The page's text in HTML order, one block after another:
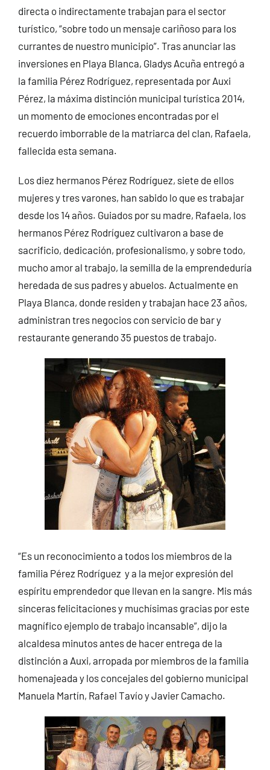
directa o indirectamente trabajan para el sector
turístico, “sobre todo un mensaje cariñoso para los
currantes de nuestro municipio”. Tras anunciar las
inversiones en Playa Blanca, Gladys Acuña entregó a
la familia Pérez Rodríguez, representada por Auxi
Pérez, la máxima distinción municipal turística 2014,
un momento de emociones encontradas por el
recuerdo imborrable de la matriarca del clan, Rafaela,
fallecida esta semana.
Los diez hermanos Pérez Rodríguez, siete de ellos
mujeres y tres varones, han sabido lo que es trabajar
desde los 14 años. Guiados por su madre, Rafaela, los
hermanos Pérez Rodríguez cultivaron a base de
sacrificio, dedicación, profesionalismo, y sobre todo,
mucho amor al trabajo, la semilla de la emprendeduría
heredada de sus padres y abuelos. Actualmente en
Playa Blanca, donde residen y trabajan hace 23 años,
administran tres negocios con servicio de bar y
restaurante generando 35 puestos de trabajo.
“Es un reconocimiento a todos los miembros de la
familia Pérez Rodríguez y a la mejor expresión del
espíritu emprendedor que llevan en la sangre. Mis más
sinceras felicitaciones y muchísimas gracias por este
magnífico ejemplo de trabajo incansable”, dijo la
alcaldesa minutos antes de hacer entrega de la
distinción a Auxi, arropada por miembros de la familia
homenajeada y los concejales del gobierno municipal
Manuela Martín, Rafael Tavío y Javier Camacho.